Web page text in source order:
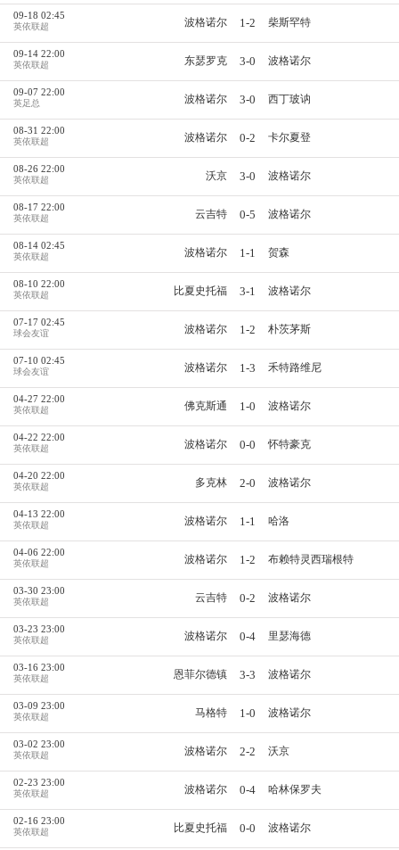
09-18 02:45
英依联超 波格诺尔 1-2 柴斯罕特
09-14 22:00
英依联超 东瑟罗克 3-0 波格诺尔
09-07 22:00
英足总 波格诺尔 3-0 西丁玻讷
08-31 22:00
英依联超 波格诺尔 0-2 卡尔夏登
08-26 22:00
英依联超 沃京 3-0 波格诺尔
08-17 22:00
英依联超 云吉特 0-5 波格诺尔
08-14 02:45
英依联超 波格诺尔 1-1 贺森
08-10 22:00
英依联超 比夏史托福 3-1 波格诺尔
07-17 02:45
球会友谊 波格诺尔 1-2 朴茨茅斯
07-10 02:45
球会友谊 波格诺尔 1-3 禾特路维尼
04-27 22:00
英依联超 佛克斯通 1-0 波格诺尔
04-22 22:00
英依联超 波格诺尔 0-0 怀特豪克
04-20 22:00
英依联超 多克林 2-0 波格诺尔
04-13 22:00
英依联超 波格诺尔 1-1 哈洛
04-06 22:00
英依联超 波格诺尔 1-2 布赖特灵西瑞根特
03-30 23:00
英依联超 云吉特 0-2 波格诺尔
03-23 23:00
英依联超 波格诺尔 0-4 里瑟海德
03-16 23:00
英依联超 恩菲尔德镇 3-3 波格诺尔
03-09 23:00
英依联超 马格特 1-0 波格诺尔
03-02 23:00
英依联超 波格诺尔 2-2 沃京
02-23 23:00
英依联超 波格诺尔 0-4 哈林保罗夫
02-16 23:00
英依联超 比夏史托福 0-0 波格诺尔